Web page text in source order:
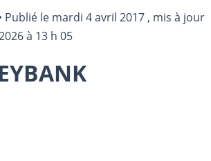
Publié le mardi 4 avril 2017 , mis à jour
à 13 h 05